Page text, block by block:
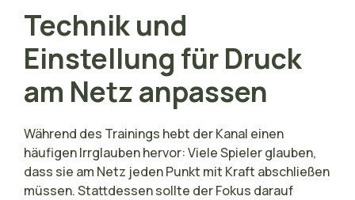
Technik und
Einstellung für Druck
am Netz anpassen
Während des Trainings hebt der Kanal einen
häufigen Irrglauben hervor: Viele Spieler glauben,
dass sie am Netz jeden Punkt mit Kraft abschließen
müssen. Stattdessen sollte der Fokus darauf